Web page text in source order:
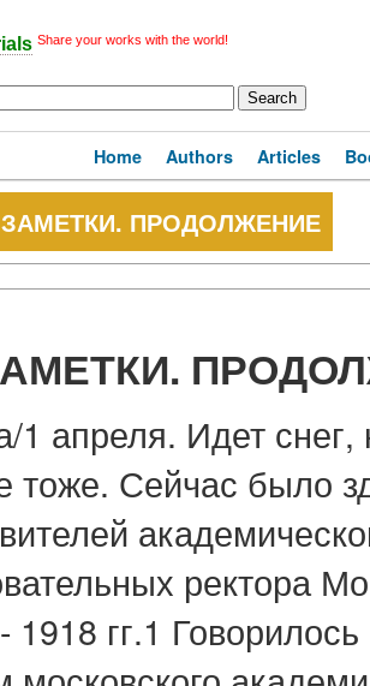
Share your works with the world!
Home Authors Articles
ПРОДОЛЖЕНИЕ
1 апреля. Идет
тоже. Сейчас было
ректора
1918 гг.1